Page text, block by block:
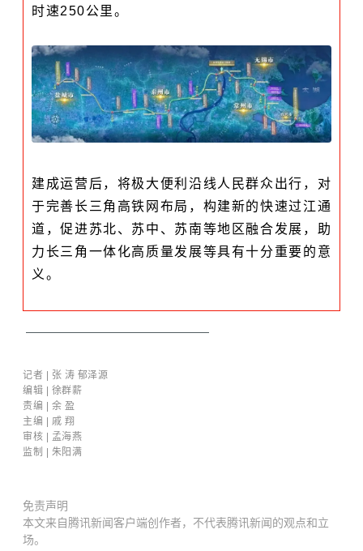
时速250公里。
建成运营后，将极大便利沿线人民群众出行，对
于完善长三角高铁网布局，构建新的快速过江通
道，促进苏北、苏中、苏南等地区融合发展，助
力长三角一体化高质量发展等具有十分重要的意
义。
记者 | 张 涛 郁泽源
编辑 | 徐群薪
责编 | 余 盈
主编 | 戚 翔
审核 |
孟海燕
监制 | 朱阳满
免责声明
本文来自腾讯新闻客户端创作者，不代表腾讯新闻的观点和立
场。